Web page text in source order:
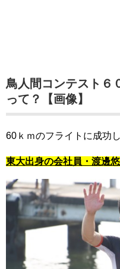
鳥人間コンテスト６
って？【画像】
60ｋｍのフライトに成功
東大出身の会社員・渡邊